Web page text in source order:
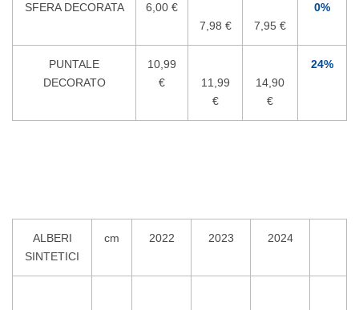
SFERA DECORATA
6,00 €
7,98 €
7,95 €
0%
PUNTALE
DECORATO
10,99
€
11,99
€
14,90
€
24%
ALBERI
SINTETICI
cm 2022 2023 2024